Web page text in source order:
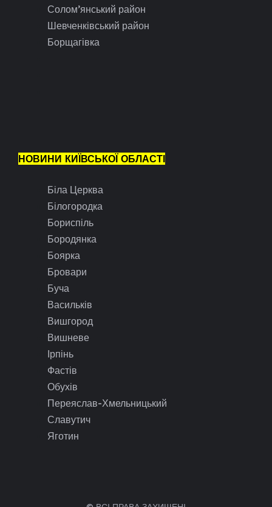
Солом’янський район
Шевченківський район
Борщагівка
НОВИНИ КИЇВСЬКОЇ ОБЛАСТІ
Біла Церква
Білогородка
Бориспіль
Бородянка
Боярка
Бровари
Буча
Васильків
Вишгород
Вишневе
Ірпінь
Фастів
Обухів
Переяслав-Хмельницький
Славутич
Яготин